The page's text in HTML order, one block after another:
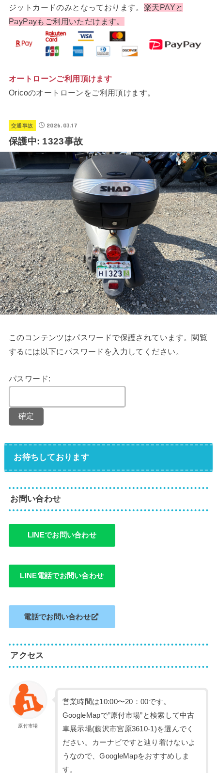
ジットカードのみとなっております。 楽天PAYと
PayPayもご利用いただけます。
オートローンご利用頂けます
Oricoのオートローンをご利用頂けます。
交通事故 2026.03.17
保護中: 1323事故
このコンテンツはパスワードで保護されています。閲覧
するには以下にパスワードを入力してください。
パスワード:
お待ちしております
お問い合わせ
LINEでお問い合わせ
LINE電話でお問い合わせ
電話でお問い合わせ
アクセス
原付市場
営業時間は10:00〜20：00です。
GoogleMapで”原付市場”と検索して中古
車展示場(藤沢市宮原3610-1)を選んでく
ださい。カーナビですと辿り着けないよ
うなので、GoogleMapをおすすめしま
す。